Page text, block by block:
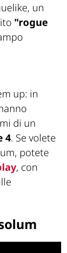
un
"rogue
up: in
di un
4. Se volete
potete
, con